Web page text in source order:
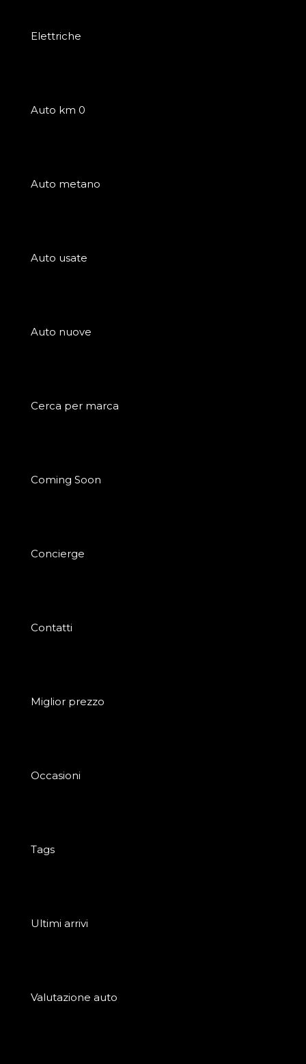
Elettriche
Auto km 0
Auto metano
Auto usate
Auto nuove
Cerca per marca
Coming Soon
Concierge
Contatti
Miglior prezzo
Occasioni
Tags
Ultimi arrivi
Valutazione auto